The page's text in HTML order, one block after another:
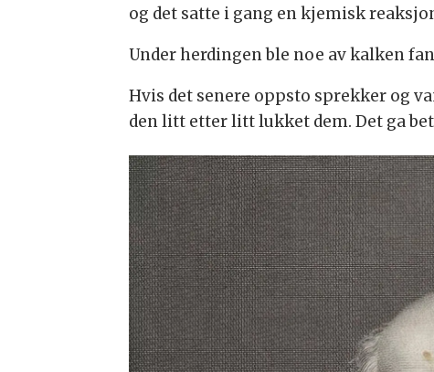
og det satte i gang en kjemisk
Under herdingen ble noe av kalken
Hvis det senere oppsto sprekker og
den litt etter litt lukket dem. Det ga